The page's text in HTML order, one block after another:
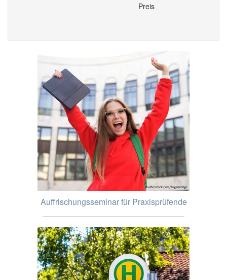
Preis
Auffrischungsseminar für Praxisprüfende